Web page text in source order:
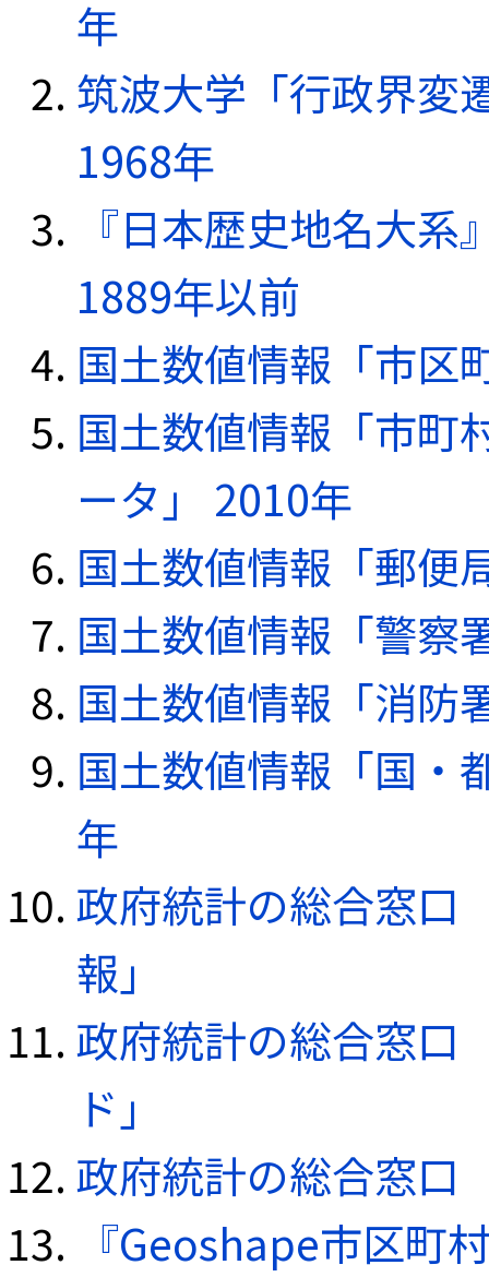
年
筑波大学「行政界変
1968年
『日本歴史地名大
1889年以前
国土数値情報「市区
国土数値情報「市町
ータ」 2010年
国土数値情報「郵便
国土数値情報「警察
国土数値情報「消防
国土数値情報「国・
年
政府統計の総合窓口
報」
政府統計の総合窓口
ド」
政府統計の総合窓口
『Geoshape市区町